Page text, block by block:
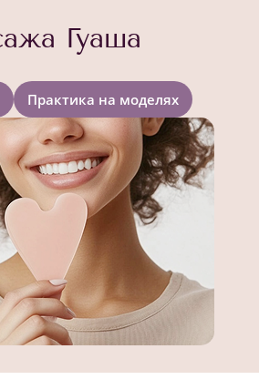
Гуаша
Практика на моделях